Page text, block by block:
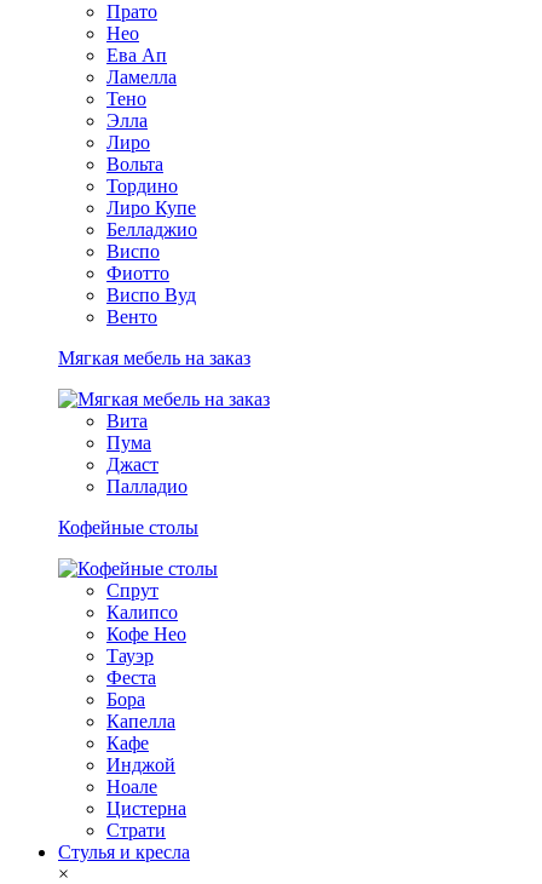
Прато
Нео
Ева Ап
Ламелла
Тено
Элла
Лиро
Вольта
Тордино
Лиро Купе
Белладжио
Виспо
Фиотто
Виспо Вуд
Венто
Мягкая мебель на заказ
Вита
Пума
Джаст
Палладио
Кофейные столы
Спрут
Калипсо
Кофе Нео
Тауэр
Феста
Бора
Капелла
Кафе
Инджой
Ноале
Цистерна
Страти
Стулья и кресла
×